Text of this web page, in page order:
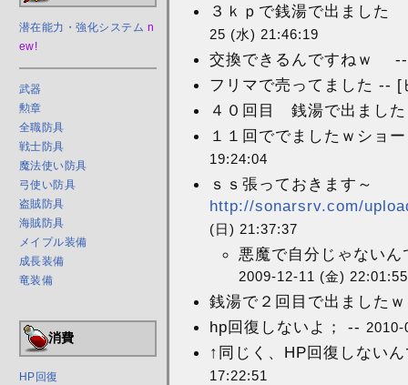
潜在能力・強化システム n
ew!
武器
勲章
全職防具
戦士防具
魔法使い防具
弓使い防具
盗賊防具
海賊防具
メイプル装備
成長装備
竜装備
消費
HP回復
３ｋｐで銭湯で出まし
25 (水) 21:46:19
交換できるんですねｗ
フリマで売ってました --
４０回目 銭湯で出まし
１１回ででましたｗショ
19:24:04
ｓｓ張っておきます～
http://sonarsrv.com/
(日) 21:37:37
悪魔で自分じゃない
2009-12-11 (金) 22:01:55
銭湯で２回目で出ました
hp回復しないよ； --
↑同じく、HP回復しない
17:22:51